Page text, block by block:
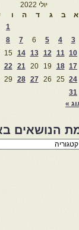
יולי 2022
א
ב ג ד ה ו
1
3
4
5
6
7
8
10
11
12
13
14
15
17
18
19
20
21
22
24
25
26
27
28
29
31
»
הנושאים